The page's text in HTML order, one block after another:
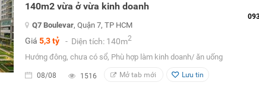
140m2 vừa ở vừa kinh doanh
Q7 Boulevar, Quận 7, TP HCM
Giá 5,3 tỷ - Diện tích: 140m2
Hướng đông, chưa có sổ, Phù hợp làm kinh doanh/ ăn uống
08/08 1516 Mở tab mới Lưu tin